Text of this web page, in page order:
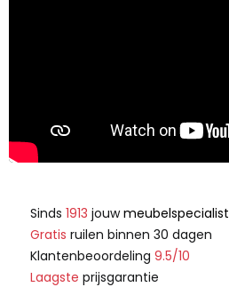
Sinds 1913 jouwmeubelspecialist
Gratis ruilen binnen 30 dagen
Klantenbeoordeling 9.5/10
Laagste prijsgarantie